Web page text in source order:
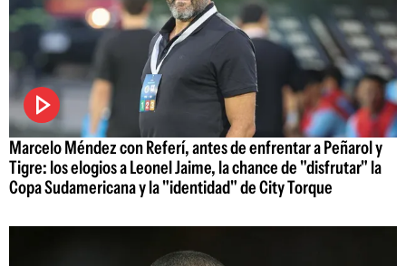
Marcelo Méndez con Referí, antes de enfrentar a Peñarol y
Tigre: los elogios a Leonel Jaime, la chance de "disfrutar" la
Copa Sudamericana y la "identidad" de City Torque